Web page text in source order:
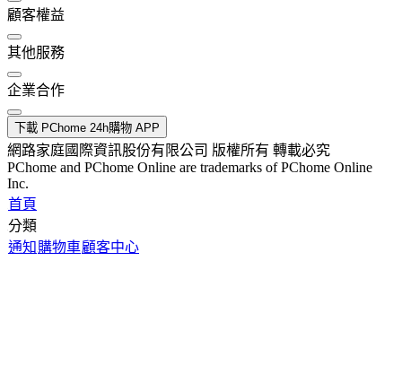
顧客權益
其他服務
企業合作
下載 PChome 24h購物 APP
網路家庭國際資訊股份有限公司 版權所有 轉載必究
PChome and PChome Online are trademarks of PChome Online
Inc.
首頁
分類
通知 購物車顧客中心